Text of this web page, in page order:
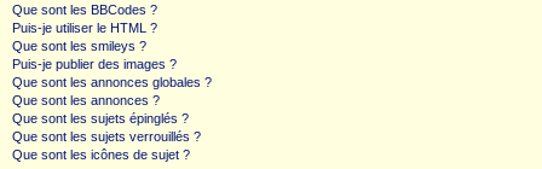
Que sont les BBCodes ?
Puis-je utiliser le HTML ?
Que sont les smileys ?
Puis-je publier des images ?
Que sont les annonces globales ?
Que sont les annonces ?
Que sont les sujets épinglés ?
Que sont les sujets verrouillés ?
Que sont les icônes de sujet ?